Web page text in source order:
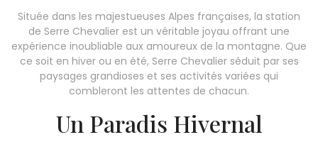
Située dans les majestueuses Alpes françaises, la station
de Serre Chevalier est un véritable joyau offrant une
expérience inoubliable aux amoureux de la montagne. Que
ce soit en hiver ou en été, Serre Chevalier séduit par ses
paysages grandioses et ses activités variées qui
combleront les attentes de chacun.
Un Paradis Hivernal